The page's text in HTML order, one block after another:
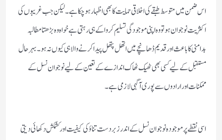
اس ضمن میں متوسط طبقے کی اخلاقی حمایت کا بھی اظہار ہوچکاہے۔لیکن جب غریبوں کی
اکثریت نوجوان ہو تو وہ اپنی موجودگی تسلیم کرواکے ہی رہتی ہے خواہ وہ بڑھتا مطالبہ
بدامنی کا باعث اور قدیم ڈھانچے میں اتھل پتھل پیدا کرنے والا ہی کیوں نہ ہو۔بہر حال
مستقبل کے لیے کسی بھی ٹھیک ٹھاک اندازے کے تعین کے لیے نوجوان نسل کے
ممکنات اور ارادوں سے پوری آگہی لازمی ہے۔
اسی نقطے پر موجود ہ نوجوان نسل کے اندر زبردست تناؤ کی کیفیت اور کشمکش دکھائی دیتی